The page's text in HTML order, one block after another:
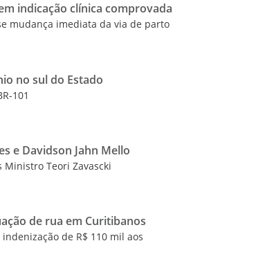
indicação clínica comprovada
mudança imediata da via de parto
no sul do Estado
101
e Davidson Jahn Mello
Ministro Teori Zavascki
de rua em Curitibanos
de R$ 110 mil aos